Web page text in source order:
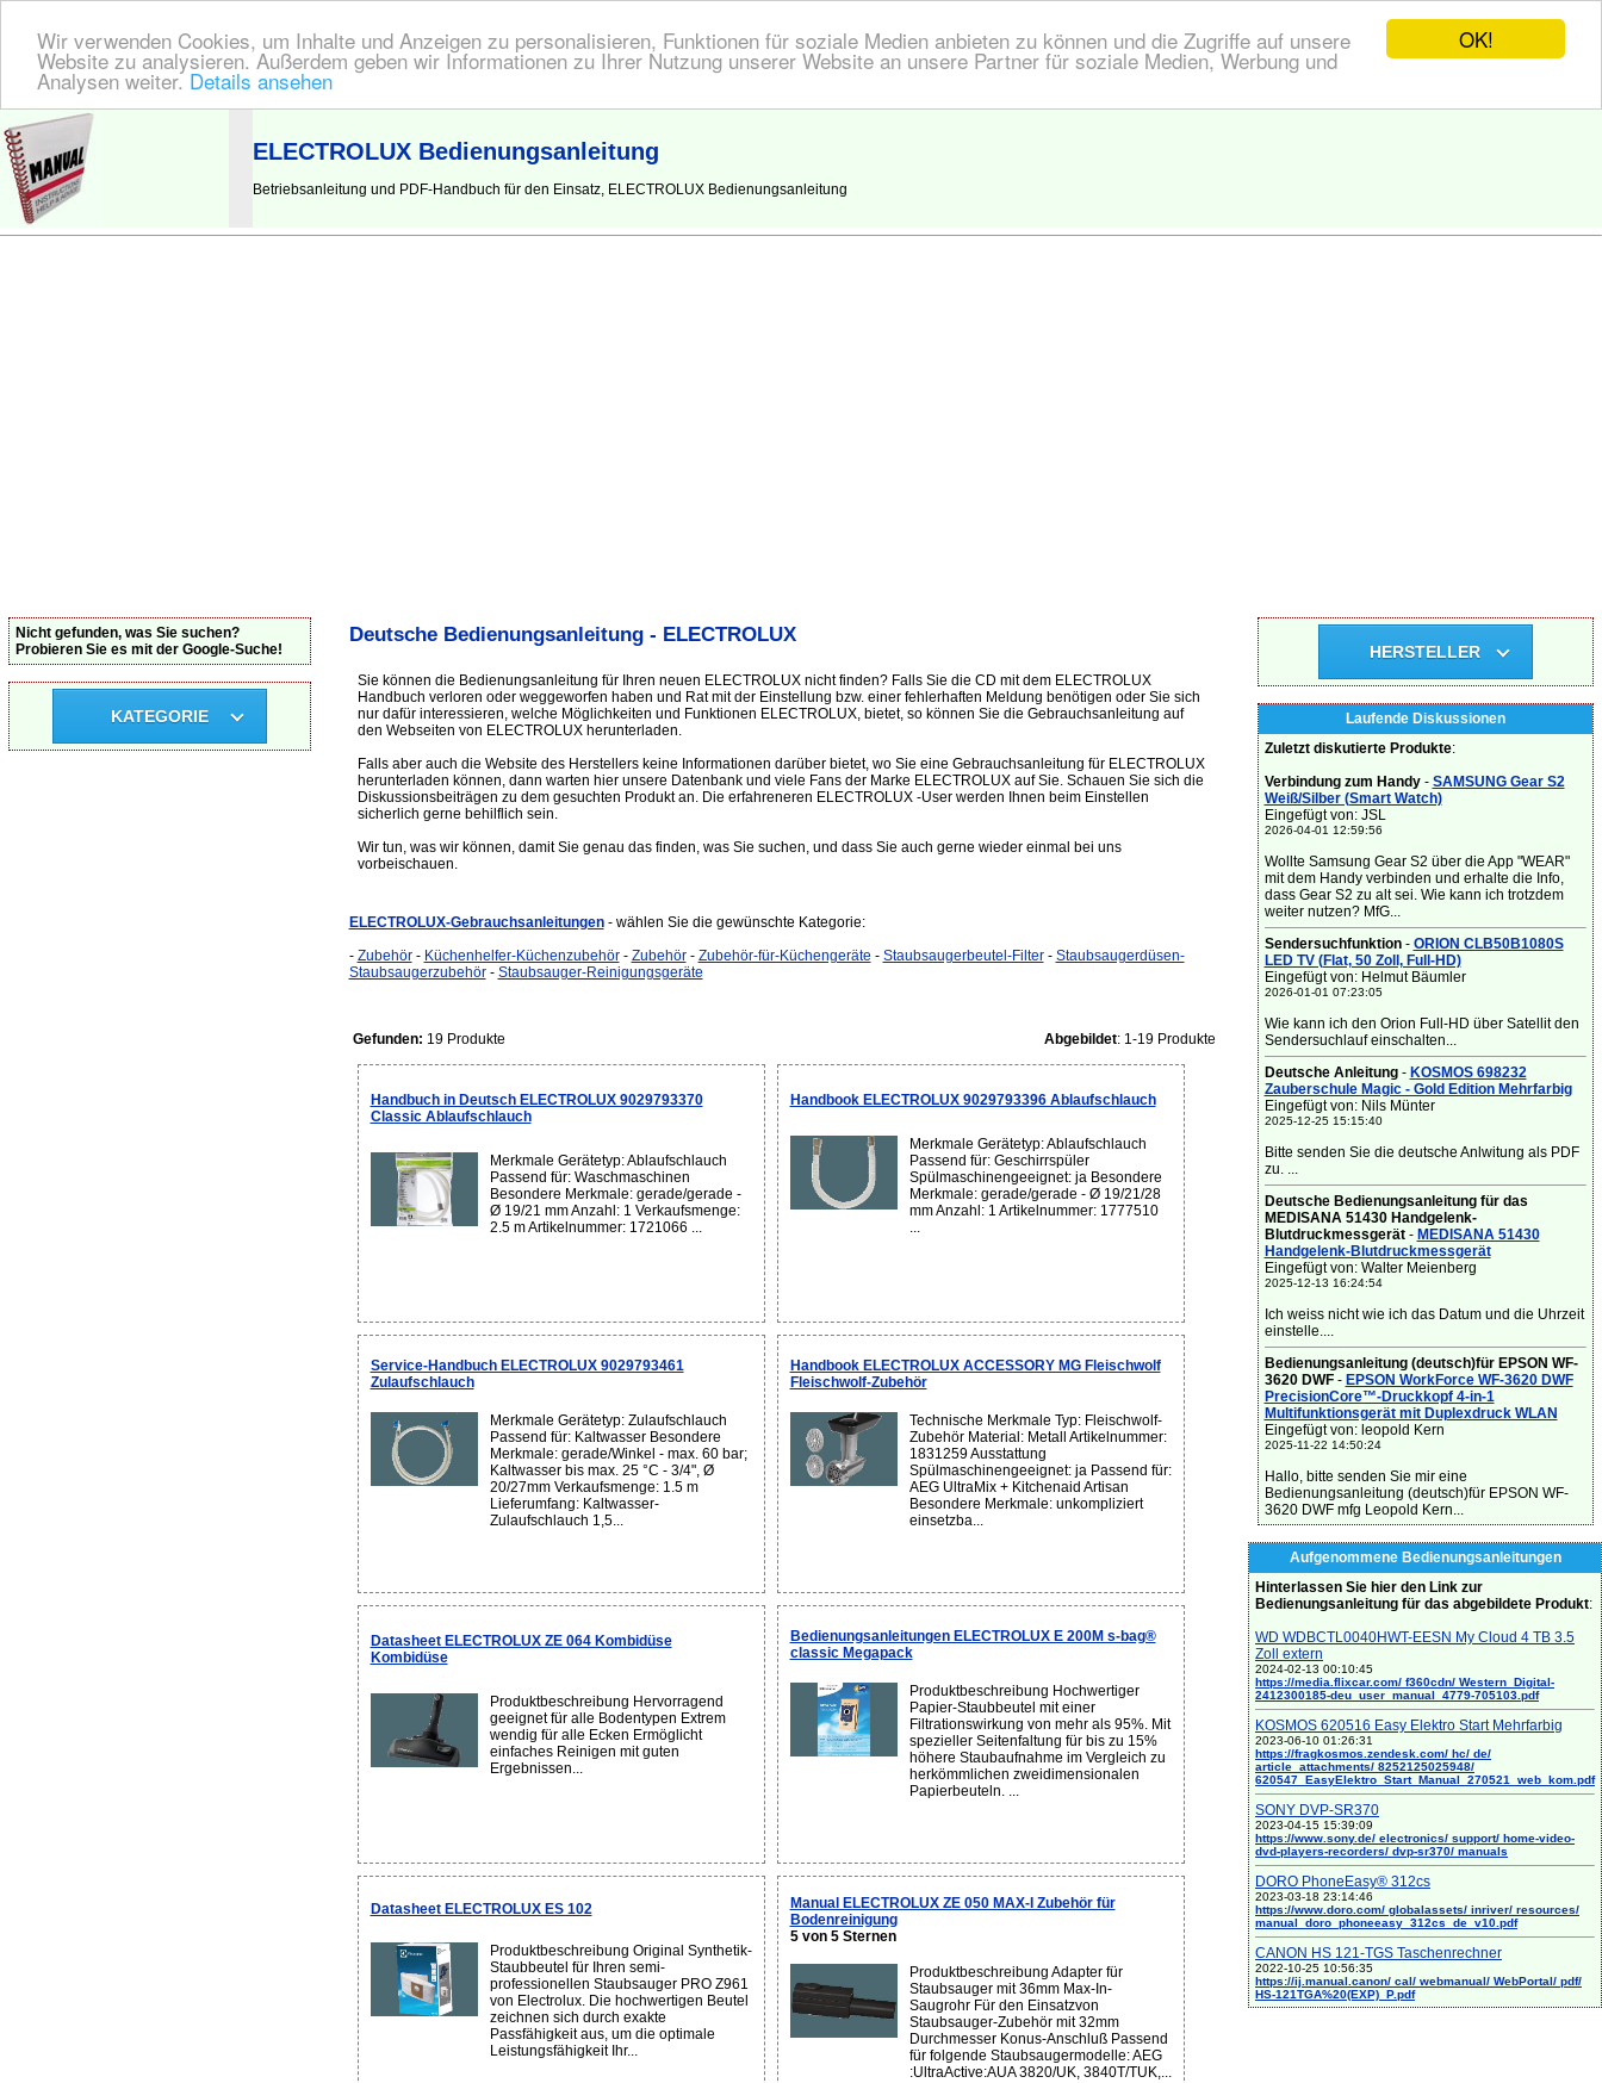
OK!
Wir verwenden Cookies, um Inhalte und Anzeigen zu personalisieren, Funktionen für soziale Medien anbieten zu können und die Zugriffe auf unsere
Website zu analysieren. Außerdem geben wir Informationen zu Ihrer Nutzung unserer Website an unsere Partner für soziale Medien, Werbung und
Analysen weiter. Details ansehen
BEDIENUNGSANLEITUNG | Hier finden Sie die deutsche Anleitung!
ELECTROLUX Bedienungsanleitung
Betriebsanleitung und PDF-Handbuch für den Einsatz, ELECTROLUX Bedienungsanleitung
Deutsche Bedienungsanleitung - ELECTROLUX
Sie können die Bedienungsanleitung für Ihren neuen ELECTROLUX nicht finden? Falls Sie die CD mit dem ELECTROLUX
Handbuch verloren oder weggeworfen haben und Rat mit der Einstellung bzw. einer fehlerhaften Meldung benötigen oder Sie sich
nur dafür interessieren, welche Möglichkeiten und Funktionen ELECTROLUX, bietet, so können Sie die Gebrauchsanleitung auf
den Webseiten von ELECTROLUX herunterladen.
Falls aber auch die Website des Herstellers keine Informationen darüber bietet, wo Sie eine Gebrauchsanleitung für ELECTROLUX
herunterladen können, dann warten hier unsere Datenbank und viele Fans der Marke ELECTROLUX auf Sie. Schauen Sie sich die
Diskussionsbeiträgen zu dem gesuchten Produkt an. Die erfahreneren ELECTROLUX -User werden Ihnen beim Einstellen
sicherlich gerne behilflich sein.
Wir tun, was wir können, damit Sie genau das finden, was Sie suchen, und dass Sie auch gerne wieder einmal bei uns
vorbeischauen.
ELECTROLUX-Gebrauchsanleitungen - wählen Sie die gewünschte Kategorie:
- Zubehör- Küchenhelfer-Küchenzubehör- Zubehör- Zubehör-für-Küchengeräte - Staubsaugerbeutel-Filter- Staubsaugerdüsen-
Staubsaugerzubehör- Staubsauger-Reinigungsgeräte
Gefunden: 19 Produkte Abgebildet: 1-19 Produkte
Handbuch in Deutsch ELECTROLUX 9029793370
Classic Ablaufschlauch
Merkmale Gerätetyp: Ablaufschlauch
Passend für: Waschmaschinen
Besondere Merkmale: gerade/gerade -
Ø 19/21 mm Anzahl: 1 Verkaufsmenge:
2.5 m Artikelnummer: 1721066 ...
Handbook ELECTROLUX 9029793396 Ablaufschlauch
Merkmale Gerätetyp: Ablaufschlauch
Passend für: Geschirrspüler
Spülmaschinengeeignet: ja Besondere
Merkmale: gerade/gerade - Ø 19/21/28
mm Anzahl: 1 Artikelnummer: 1777510
...
Service-Handbuch ELECTROLUX 9029793461
Zulaufschlauch
Merkmale Gerätetyp: Zulaufschlauch
Passend für: Kaltwasser Besondere
Merkmale: gerade/Winkel - max. 60 bar;
Kaltwasser bis max. 25 °C - 3/4", Ø
20/27mm Verkaufsmenge: 1.5 m
Lieferumfang: Kaltwasser-
Zulaufschlauch 1,5...
Handbook ELECTROLUX ACCESSORY MG Fleischwolf
Fleischwolf-Zubehör
Technische Merkmale Typ: Fleischwolf-
Zubehör Material: Metall Artikelnummer:
1831259 Ausstattung
Spülmaschinengeeignet: ja Passend für:
AEG UltraMix + Kitchenaid Artisan
Besondere Merkmale: unkompliziert
einsetzba...
Datasheet ELECTROLUX ZE 064 Kombidüse
Kombidüse
Produktbeschreibung Hervorragend
geeignet für alle Bodentypen Extrem
wendig für alle Ecken Ermöglicht
einfaches Reinigen mit guten
Ergebnissen...
Bedienungsanleitungen ELECTROLUX E 200M s-bag®
classic Megapack
Produktbeschreibung Hochwertiger
Papier-Staubbeutel mit einer
Filtrationswirkung von mehr als 95%. Mit
spezieller Seitenfaltung für bis zu 15%
höhere Staubaufnahme im Vergleich zu
herkömmlichen zweidimensionalen
Papierbeuteln. ...
Datasheet ELECTROLUX ES 102
Produktbeschreibung Original Synthetik-
Staubbeutel für Ihren semi-
professionellen Staubsauger PRO Z961
von Electrolux. Die hochwertigen Beutel
zeichnen sich durch exakte
Passfähigkeit aus, um die optimale
Leistungsfähigkeit Ihr...
Manual ELECTROLUX ZE 050 MAX-I Zubehör für
Bodenreinigung
5 von 5 Sternen
Produktbeschreibung Adapter für
Staubsauger mit 36mm Max-In-
Saugrohr Für den Einsatzvon
Staubsauger-Zubehör mit 32mm
Durchmesser Konus-Anschluß Passend
für folgende Staubsaugermodelle: AEG
:UltraActive:AUA 3820/UK, 3840T/TUK,...
Nicht gefunden, was Sie suchen?
Probieren Sie es mit der Google-Suche!
KATEGORIE
HERSTELLER
Laufende Diskussionen
Zuletzt diskutierte Produkte:
Verbindung zum Handy- SAMSUNG Gear S2
Weiß/Silber (Smart Watch)
Eingefügt von: JSL
2026-04-01 12:59:56
Wollte Samsung Gear S2 über die App "WEAR"
mit dem Handy verbinden und erhalte die Info,
dass Gear S2 zu alt sei. Wie kann ich trotzdem
weiter nutzen? MfG...
Sendersuchfunktion- ORION CLB50B1080S
LED TV (Flat, 50 Zoll, Full-HD)
Eingefügt von: Helmut Bäumler
2026-01-01 07:23:05
Wie kann ich den Orion Full-HD über Satellit den
Sendersuchlauf einschalten...
Deutsche Anleitung- KOSMOS 698232
Zauberschule Magic - Gold Edition Mehrfarbig
Eingefügt von: Nils Münter
2025-12-25 15:15:40
Bitte senden Sie die deutsche Anlwitung als PDF
zu. ...
Deutsche Bedienungsanleitung für das
MEDISANA 51430 Handgelenk-
Blutdruckmessgerät- MEDISANA 51430
Handgelenk-Blutdruckmessgerät
Eingefügt von: Walter Meienberg
2025-12-13 16:24:54
Ich weiss nicht wie ich das Datum und die Uhrzeit
einstelle....
Bedienungsanleitung (deutsch)für EPSON WF-
3620 DWF- EPSON WorkForce WF-3620 DWF
PrecisionCore™-Druckkopf 4-in-1
Multifunktionsgerät mit Duplexdruck WLAN
Eingefügt von: leopold Kern
2025-11-22 14:50:24
Hallo, bitte senden Sie mir eine
Bedienungsanleitung (deutsch)für EPSON WF-
3620 DWF mfg Leopold Kern...
Aufgenommene Bedienungsanleitungen
Hinterlassen Sie hier den Link zur
Bedienungsanleitung für das abgebildete Produkt:
WD WDBCTL0040HWT-EESN My Cloud 4 TB 3.5
Zoll extern
2024-02-13 00:10:45
https://media.flixcar.com/ f360cdn/ Western_Digital-
2412300185-deu_user_manual_4779-705103.pdf
KOSMOS 620516 Easy Elektro Start Mehrfarbig
2023-06-10 01:26:31
https://fragkosmos.zendesk.com/ hc/ de/
article_attachments/ 8252125025948/
620547_EasyElektro_Start_Manual_270521_web_kom.pdf
SONY DVP-SR370
2023-04-15 15:39:09
https://www.sony.de/ electronics/ support/ home-video-
dvd-players-recorders/ dvp-sr370/ manuals
DORO PhoneEasy® 312cs
2023-03-18 23:14:46
https://www.doro.com/ globalassets/ inriver/ resources/
manual_doro_phoneeasy_312cs_de_v10.pdf
CANON HS 121-TGS Taschenrechner
2022-10-25 10:56:35
https://ij.manual.canon/ cal/ webmanual/ WebPortal/ pdf/
HS-121TGA%20(EXP)_P.pdf